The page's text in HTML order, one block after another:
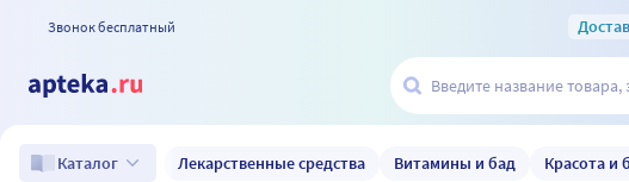
Звонок бесплатный
Каталог Лекарственные средства Витамины и бад Красота и